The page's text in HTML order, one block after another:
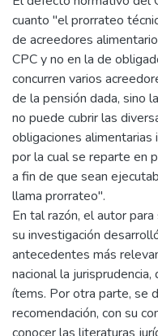
cuanto "el prorrateo
de acreedores
CPC y no en la de
concurren varios
de la pensión dada, sino
no puede cubrir las
obligaciones
por la cual se reparte en
a fin de que sean
llama prorrateo".
En tal razón, el autor
su investigación
antecedentes más
nacional la
ítems. Por otra parte, se
recomendación, con su
conocer las literaturas